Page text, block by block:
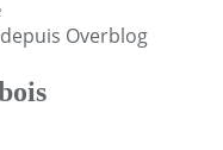
Overblog